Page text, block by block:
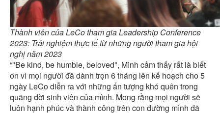
Thành viên của LeCo tham gia Leadership Conference
2023: Trải nghiệm thực tế từ những người tham gia hội
nghị năm 2023
“"Be kind, be humble, beloved", Mình cảm thấy rất là biết
ơn vì mọi người đã dành trọn 6 tháng lên kế hoạch cho 5
ngày LeCo diễn ra với những ấn tượng khó quên trong
quãng đời sinh viên của mình. Mong rằng mọi người sẽ
luôn hạnh phúc và thành công trên con đường mình đã